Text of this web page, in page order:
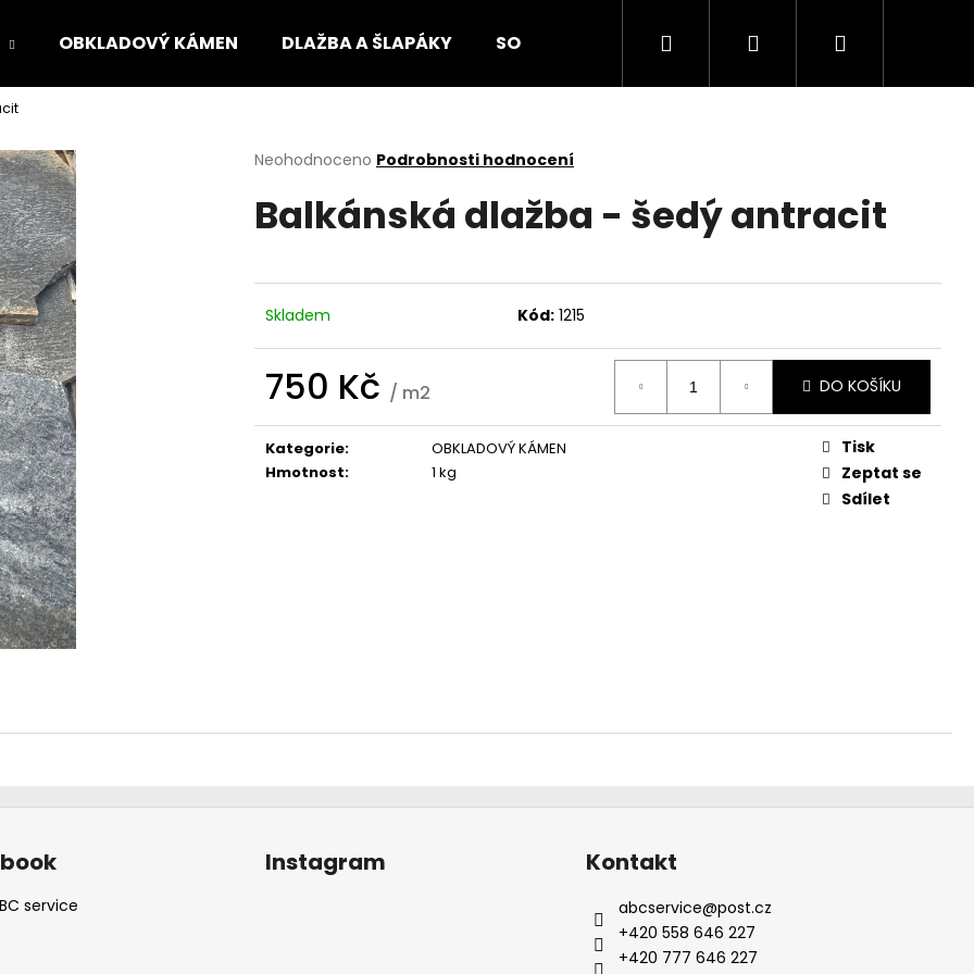
OBKLADOVÝ KÁMEN DLAŽBA A ŠLAPÁKY SOLITÉRY PLETIVO TRANSFORM
Hledat PřihlášeníNákupní
Průměrné
produktu
je
5
hvězdiček.
Neohodnoceno Podrobnosti hodnocení
Balkánská dlažba - šedý antracit
Skladem Kód: 1215
750 Kč / m2
cena:
DO KOŠÍKU
Kategorie:
OBKLADOVÝ KÁMEN
Hmotnost: 1 kg
Tisk
Zeptat se
Sdílet
Co potřebujete najít?
HLEDAT
Doporučujeme
service
Instagram Kontakt
abcservice@post.cz
+420 558 646 227
+420 777 646 227